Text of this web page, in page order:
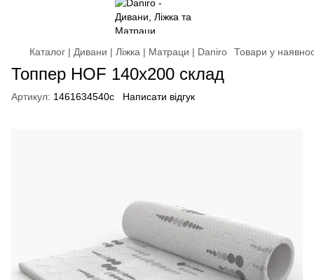
Каталог | Дивани | Ліжка | Матраци | Daniro Товари у
Топпер HOF 140x200 склад
Артикул: 1461634540c Написати відгук